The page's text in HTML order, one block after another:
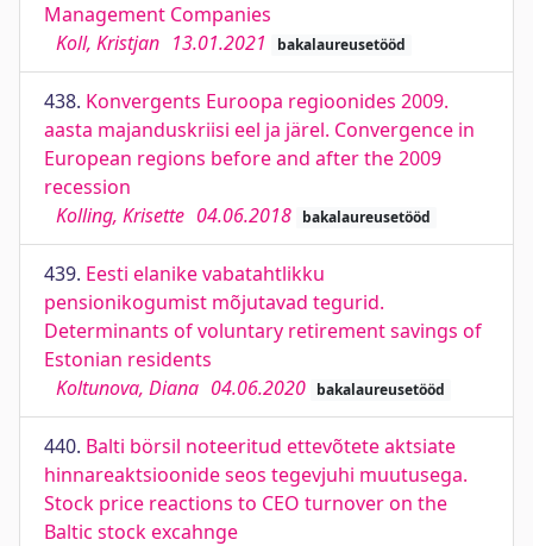
Management Companies
Koll, Kristjan 13.01.2021 bakalaureusetööd
438. Konvergents Euroopa regioonides 2009.
aasta majanduskriisi eel ja järel. Convergence in
European regions before and after the 2009
recession
Kolling, Krisette 04.06.2018 bakalaureusetööd
439. Eesti elanike vabatahtlikku
pensionikogumist mõjutavad tegurid.
Determinants of voluntary retirement savings of
Estonian residents
Koltunova, Diana 04.06.2020 bakalaureusetööd
440. Balti börsil noteeritud ettevõtete aktsiate
hinnareaktsioonide seos tegevjuhi muutusega.
Stock price reactions to CEO turnover on the
Baltic stock excahnge